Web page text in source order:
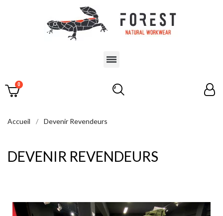
Accueil Devenir Revendeurs
DEVENIR REVENDEURS